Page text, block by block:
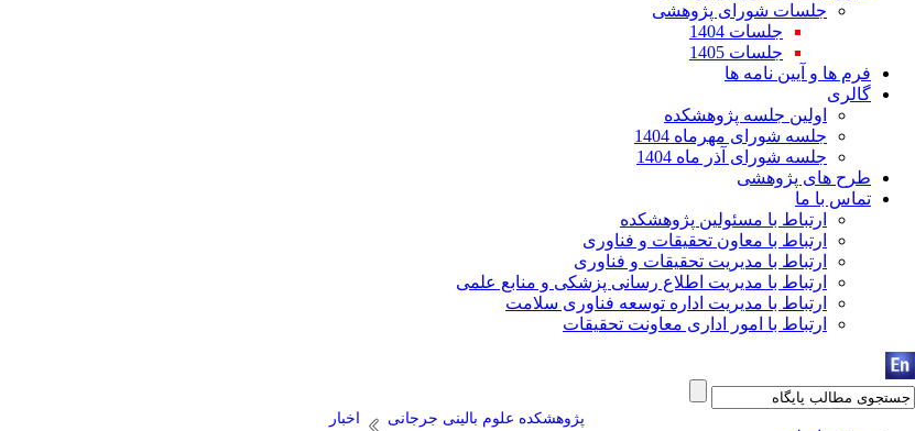
جلسات شورای پژوهشی
جلسات 1404
جلسات 1405
فرم ها و آیین نامه ها
گالری
اولین جلسه پژوهشکده
جلسه شورای مهرماه 1404
جلسه شورای آذر ماه 1404
طرح های پژوهشی
تماس با ما
ارتباط با مسئولین پژوهشکده
ارتباط با معاون تحقیقات و فناوری
ارتباط با مدیریت تحقیقات و فناوری
ارتباط با مدیریت اطلاع رسانی پزشکی و منابع علمی
ارتباط با مدیریت اداره توسعه فناوری سلامت
ارتباط با امور اداری معاونت تحقیقات
پژوهشکده علوم بالینی جرجانی اخبار